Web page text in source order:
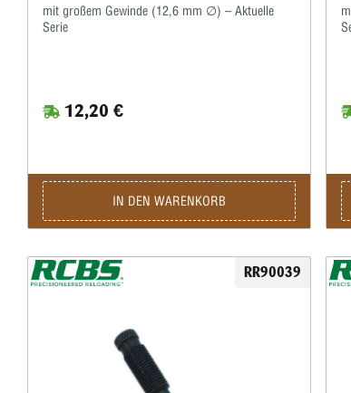
mit großem Gewinde (12,6 mm ∅) – Aktuelle
Serie
12,20 €
IN DEN WARENKORB
RR90039